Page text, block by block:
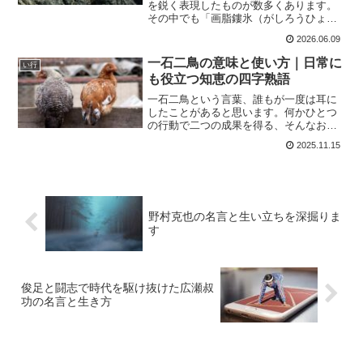
を鋭く表現したものが数多くあります。
その中でも「画脂鏤氷（がしろうひょ
まり耳にしないものの、とても深い意味
を持った四字熟語です。私自身、車椅子
で生活するようになってから...
2026.06.09
い行
一石二鳥の意味と使い方｜日常に
も役立つ知恵の四字熟語
一石二鳥という言葉、誰もが一度は耳に
したことがあると思います。何かひとつ
の行動で二つの成果を得る、そんなお得
歩をしながら健康維持と気分転換の両方
2025.11.15
野村克也の名言と生い立ちを深掘りま
す
俊足と闘志で時代を駆け抜けた広瀬叔
功の名言と生き方